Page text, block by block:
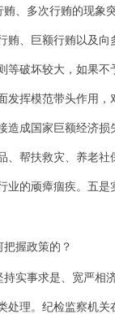
、多次行贿的现
贿、巨额行贿以及
破坏较大，如果
发挥模范带头作用
造成国家巨额经济
帮扶救灾、养老
业的顽瘴痼疾。五
握政策的？
实事求是、宽严
理。纪检监察机